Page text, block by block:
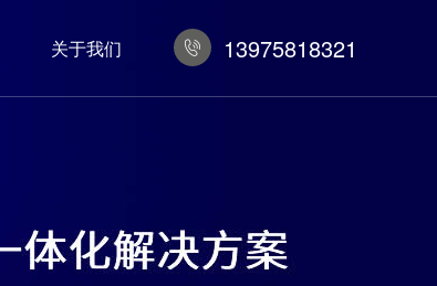
关于我们  13975818321